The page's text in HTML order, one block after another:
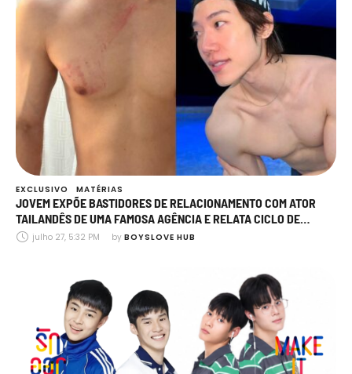
EXCLUSIVO MATÉRIAS
JOVEM EXPÕE BASTIDORES DE RELACIONAMENTO COM ATOR
TAILANDÊS DE UMA FAMOSA AGÊNCIA E RELATA CICLO DE
AGRESSÃO, MANIPULAÇÃO E TRAIÇÕES
julho 27, 5:32 PM by BOYSLOVE HUB